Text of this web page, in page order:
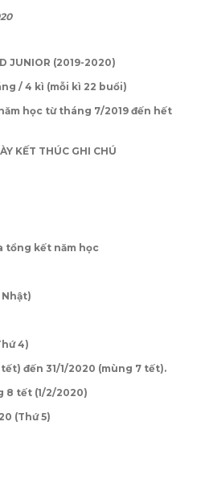
JUNIOR (2019-2020)
/ 4 kì (mỗi kì 22 buổi)
học từ tháng 7/2019 đến hết
KẾT THÚC GHI CHÚ
tổng kết năm học
Nhật)
4)
đến 31/1/2020 (mùng 7 tết).
8 tết (1/2/2020)
(Thứ 5)